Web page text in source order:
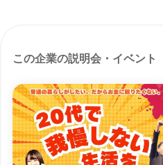
この企業の説明会・イベント